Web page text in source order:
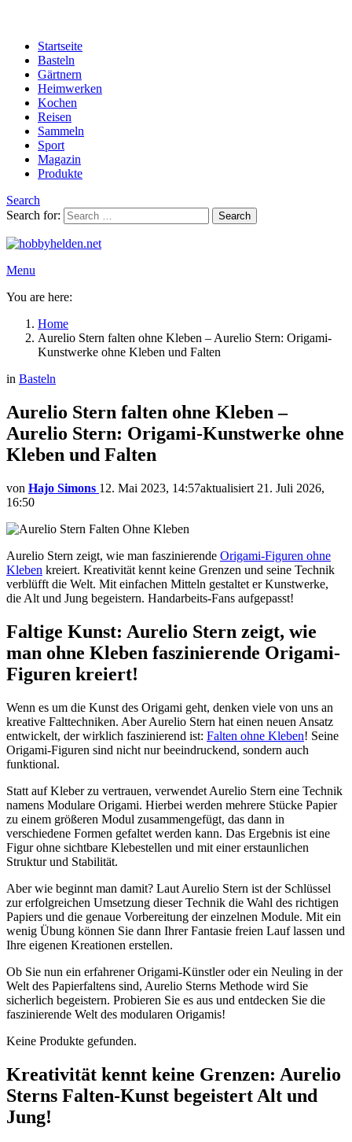
Startseite
Basteln
Gärtnern
Heimwerken
Kochen
Reisen
Sammeln
Sport
Magazin
Produkte
Search
Search for:
Search
Menu
You are here:
Home
Aurelio Stern falten ohne Kleben – Aurelio Stern: Origami-
Kunstwerke ohne Kleben und Falten
in Basteln
Aurelio Stern falten ohne Kleben –
Aurelio Stern: Origami-Kunstwerke ohne
Kleben und Falten
von Hajo Simons 12. Mai 2023, 14:57aktualisiert 21. Juli 2026,
16:50
Aurelio Stern zeigt, wie man faszinierende Origami-Figuren ohne
Kleben kreiert. Kreativität kennt keine Grenzen und seine Technik
verblüfft die Welt. Mit einfachen Mitteln gestaltet er Kunstwerke,
die Alt und Jung begeistern. Handarbeits-Fans aufgepasst!
Faltige Kunst: Aurelio Stern zeigt, wie
man ohne Kleben faszinierende Origami-
Figuren kreiert!
Wenn es um die Kunst des Origami geht, denken viele von uns an
kreative Falttechniken. Aber Aurelio Stern hat einen neuen Ansatz
entwickelt, der wirklich faszinierend ist: Falten ohne Kleben! Seine
Origami-Figuren sind nicht nur beeindruckend, sondern auch
funktional.
Statt auf Kleber zu vertrauen, verwendet Aurelio Stern eine Technik
namens Modulare Origami. Hierbei werden mehrere Stücke Papier
zu einem größeren Modul zusammengefügt, das dann in
verschiedene Formen gefaltet werden kann. Das Ergebnis ist eine
Figur ohne sichtbare Klebestellen und mit einer erstaunlichen
Struktur und Stabilität.
Aber wie beginnt man damit? Laut Aurelio Stern ist der Schlüssel
zur erfolgreichen Umsetzung dieser Technik die Wahl des richtigen
Papiers und die genaue Vorbereitung der einzelnen Module. Mit ein
wenig Übung können Sie dann Ihrer Fantasie freien Lauf lassen und
Ihre eigenen Kreationen erstellen.
Ob Sie nun ein erfahrener Origami-Künstler oder ein Neuling in der
Welt des Papierfaltens sind, Aurelio Sterns Methode wird Sie
sicherlich begeistern. Probieren Sie es aus und entdecken Sie die
faszinierende Welt des modularen Origamis!
Keine Produkte gefunden.
Kreativität kennt keine Grenzen: Aurelio
Sterns Falten-Kunst begeistert Alt und
Jung!